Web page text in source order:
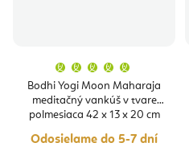
Bodhi Yogi Moon Maharaja
meditačný vankúš v tvare
polmesiaca 42 x 13 x 20 cm
produktu
je
5,0
z
5
hviezdičiek.
Odosielame do 5-7 dní